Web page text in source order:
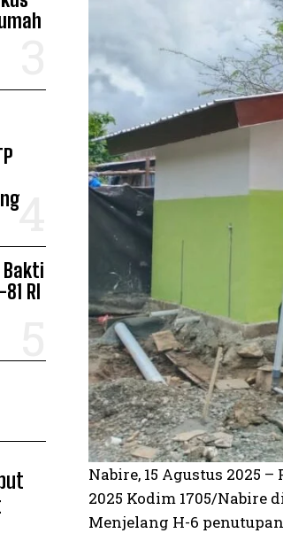
Bakti
RI
Nabire, 15 Agustus 2025
2025 Kodim 1705/
Menjelang H-6